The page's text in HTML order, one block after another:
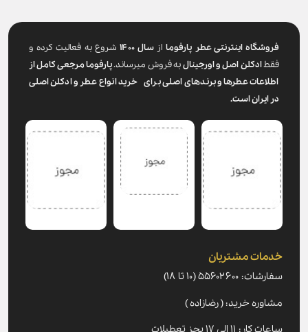
فروشگاه اینترنتی عطر پارفوما از سال ۱۴۰۰
شروع به فعالیت کرده و
فقطادکلن اصل و اورجینالبه فروش میرساند.پارفومامرجعی کامل از
اطلاعات عطرها و برندهای اصلی برای خرید انواع عطر و ادکلن اصلی
در ایران است.
خدمات مشتریان
سفارشات: ۵۵۶۰۲۶۰۰ (۱۰ تا ۱۸)
مشاوره خرید: ( رضازاده )